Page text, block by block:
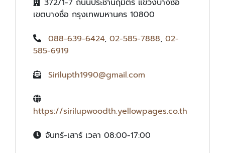
372/1-7 ถนนประชานฤมิตร แขวงบางซื่อ
เขตบางซื่อ กรุงเทพมหานคร 10800
088-639-6424, 02-585-7888, 02-
585-6919
Sirilupth1990@gmail.com
https://sirilupwoodth.yellowpages.co.th
จันทร์-เสาร์ เวลา 08:00-17:00